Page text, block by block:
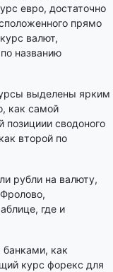
евро, достаточно
прямо
валют,
названию
выделены ярким
как самой
позициии сводоного
второй по
рубли на валюту,
где и
как
курс форекс для